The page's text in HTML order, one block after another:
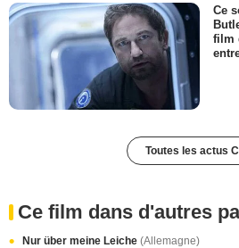
Ce
film
Toutes les actus
Ce film dans d'autres
Nur über meine Leiche (Allemagne)